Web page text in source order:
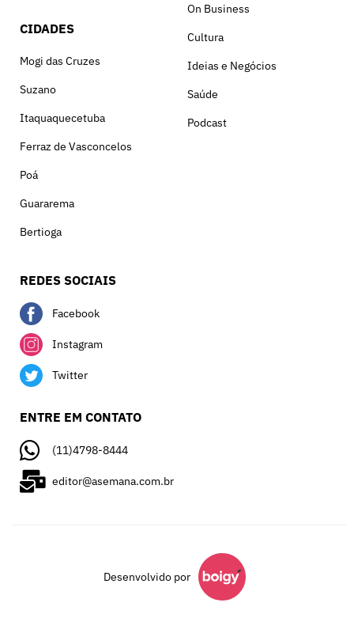
CIDADES
Mogi das Cruzes
Suzano
Itaquaquecetuba
Ferraz de Vasconcelos
Poá
Guararema
Bertioga
On Business
Cultura
Ideias e Negócios
Saúde
Podcast
REDES SOCIAIS
Facebook
Instagram
Twitter
ENTRE EM CONTATO
(11)4798-8444
editor@asemana.com.br
Desenvolvido por